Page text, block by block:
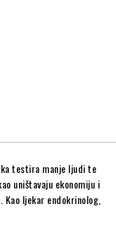
testira manje ljudi te
uništavaju ekonomiju i
ljekar endokrinolog,